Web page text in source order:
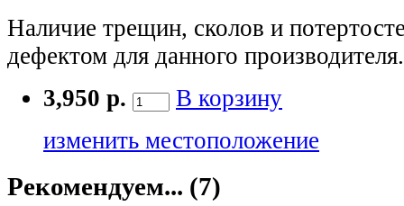
Наличие трещин, сколов и
дефектом для данного производителя.
3,950 р.
В корзину
изменить местоположение
Рекомендуем... (7)